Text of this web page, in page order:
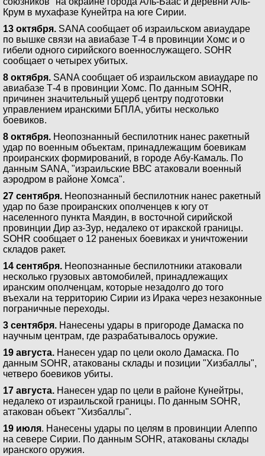
Крум в мухафазе Кунейтра на юге Сирии.
13 октября. SANA сообщает об израильском авиаударе
по вышке связи на авиабазе Т-4 в провинции Хомс и о
гибели одного сирийского военнослужащего. SOHR
сообщает о четырех убитых.
8 октября. SANA сообщает об израильском авиаударе по
авиабазе Т-4 в провинции Хомс. По данным SOHR,
причинен значительный ущерб центру подготовки
управлением иранскими БПЛА, убиты несколько
боевиков.
8 октября. Неопознанный беспилотник нанес ракетный
удар по военным объектам, принадлежащим боевикам
проиранских формирований, в городе Абу-Камаль. По
данным SANA, "израильские ВВС атаковали военный
аэродром в районе Хомса".
27 сентября. Неопознанный беспилотник нанес ракетный
удар по базе проиранских ополченцев к югу от
населенного пункта Маядин, в восточной сирийской
провинции Дир аз-Зур, недалеко от иракской границы.
SOHR сообщает о 12 раненых боевиках и уничтожении
складов ракет.
14 сентября. Неопознанные беспилотники атаковали
несколько грузовых автомобилей, принадлежащих
иранским ополченцам, которые незадолго до того
въехали на территорию Сирии из Ирака через незаконные
пограничные переходы.
3 сентября. Нанесены удары в пригороде Дамаска по
научным центрам, где разрабатывалось оружие.
19 августа. Нанесен удар по цели около Дамаска. По
данным SOHR, атакованы склады и позиции "Хизбаллы",
четверо боевиков убиты.
17 августа. Нанесен удар по цели в районе Кунейтры,
недалеко от израильской границы. По данным SOHR,
атакован объект "Хизбаллы".
19 июля. Нанесены удары по целям в провинции Алеппо
на севере Сирии. По данным SOHR, атакованы склады
иранского оружия.